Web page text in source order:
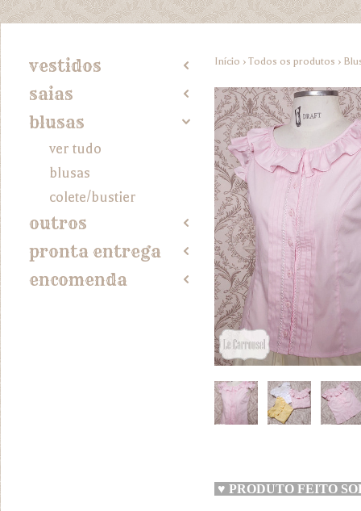
vestidos 2
saias 2
blusas 4
ver tudo
blusas
colete/bustier
outros 2
pronta entrega 2
encomenda 2
Início › Todos os produtos ›
♥ PRODUTO FEITO